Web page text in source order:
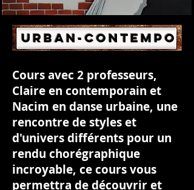
Urban-Contempo
Cours avec 2 professeurs,
Claire en contemporain et
Nacim en danse urbaine, une
rencontre de styles et
d'univers différents pour un
rendu chorégraphique
incroyable, ce cours vous
permettra de découvrir et